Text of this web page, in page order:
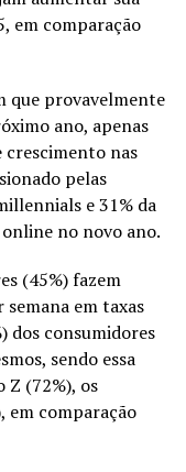
em comparação
que provavelmente
ano, apenas
crescimento nas
pelas
e 31% da
no novo ano.
(45%) fazem
em taxas
dos consumidores
sendo essa
Z (72%), os
em comparação